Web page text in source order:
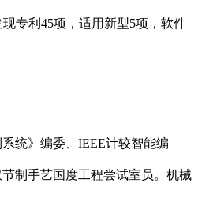
专利45项，适用新型5项，软件
》编委、IEEE计较智能编
制手艺国度工程尝试室员。机械